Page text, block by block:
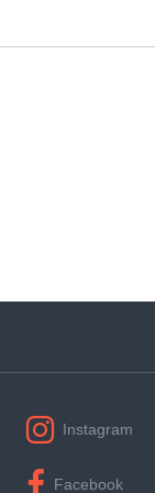
Instagram
Facebook